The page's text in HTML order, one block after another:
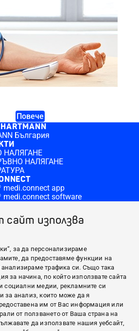
използва
за да персонализираме
да предоставяме функции на
трафика си. Също така
за начина, по който използвате сайта
социални медии, рекламните си
за анализ, които може да я
им от Вас информация или
от ползването от Ваша страна на
да използвате нашия уебсайт,
Повече
България
НАЛЯГАНЕ
НАЛЯГАНЕ
medi.connect app
medi.connect software
Veroval duo control
& MORE
Login
HARTMANN
ДА ЗАКУПЯ